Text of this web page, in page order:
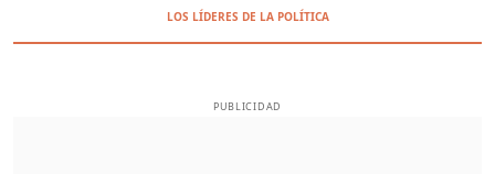
LOS LÍDERES DE LA POLÍTICA
PUBLICIDAD